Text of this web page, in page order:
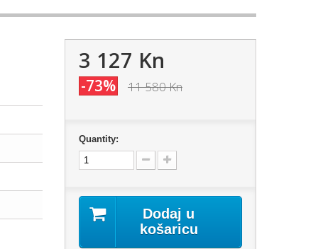
3 127 Kn
-73% 11 580 Kn
Quantity:
Dodaj u
košaricu